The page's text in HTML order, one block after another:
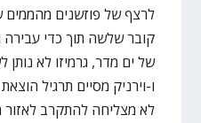
לרצף של פוזשנים מהממים
קובר שלשה תוך כדי עבירה
של ים מדר, גרמיזו לא נותן
ו-וירניק מסיים תרגיל
לא מצליחה להתקרב